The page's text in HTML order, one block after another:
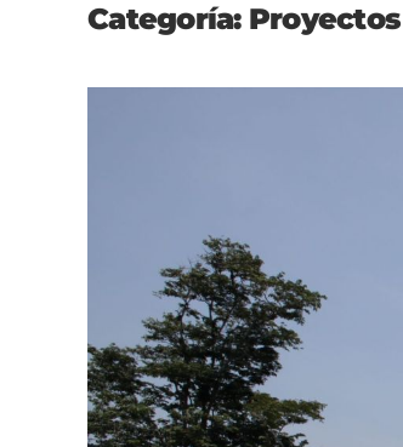
Categoría: Proyectos